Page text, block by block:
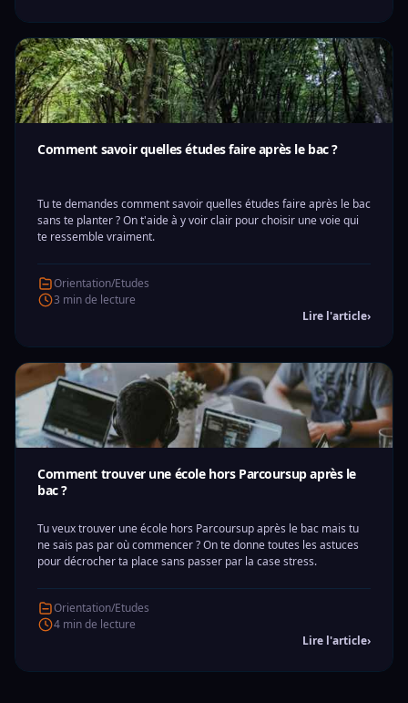
Comment savoir quelles études faire après le bac ?
Tu te demandes comment savoir quelles études faire après le bac
sans te planter ? On t'aide à y voir clair pour choisir une voie qui
te ressemble vraiment.
Orientation/Etudes
3 min de lecture
Lire l'article›
Comment trouver une école hors Parcoursup après le
bac ?
Tu veux trouver une école hors Parcoursup après le bac mais tu
ne sais pas par où commencer ? On te donne toutes les astuces
pour décrocher ta place sans passer par la case stress.
Orientation/Etudes
4 min de lecture
Lire l'article›